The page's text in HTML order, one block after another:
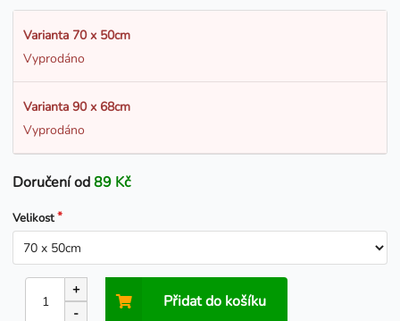
Varianta 70 x 50cm
Vyprodáno
Varianta 90 x 68cm
Vyprodáno
Doručení od89 Kč
Velikost
+
-
Přidat do košíku